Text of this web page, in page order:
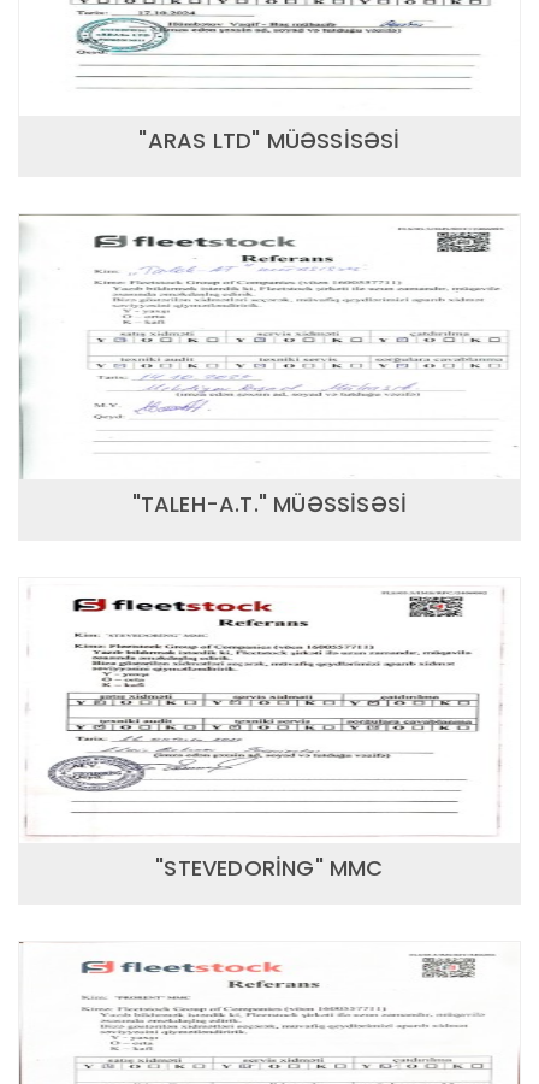
"ARAS LTD" MÜƏSSİSƏSİ
"TALEH-A.T." MÜƏSSİSƏSİ
"STEVEDORİNG" MMC